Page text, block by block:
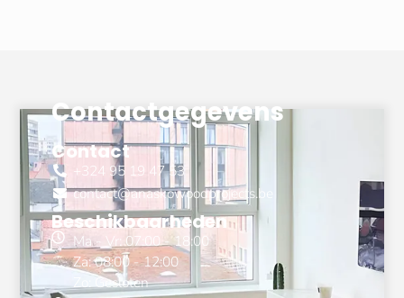
Contactgegevens
Contact
+324 95 19 47 53
contact@anaskowoodprojects.be
Beschikbaarheden
Ma - Vr: 07:00 - 18:00
Za: 08:00 - 12:00
Zo: Gesloten